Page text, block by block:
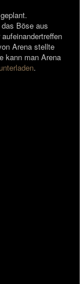
Böse aus
Arena stellte
kann man Arena
.